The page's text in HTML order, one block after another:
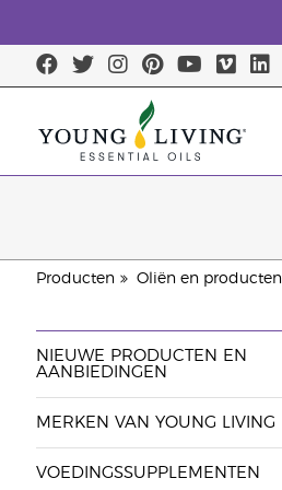
Producten Oliën en producten
NIEUWE PRODUCTEN EN
AANBIEDINGEN
MERKEN VAN YOUNG LIVING
VOEDINGSSUPPLEMENTEN